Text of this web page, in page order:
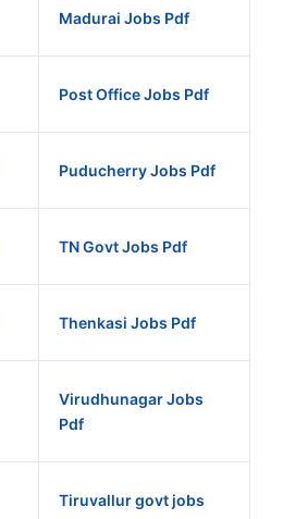
Madurai Jobs Pdf
Post Office Jobs Pdf
Puducherry Jobs Pdf
TN Govt Jobs Pdf
Thenkasi Jobs Pdf
Virudhunagar Jobs
Pdf
Tiruvallur govt jobs